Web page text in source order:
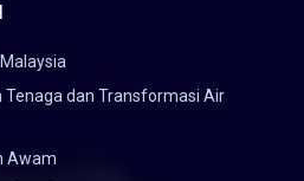
Tenaga dan Transformasi Air
Awam